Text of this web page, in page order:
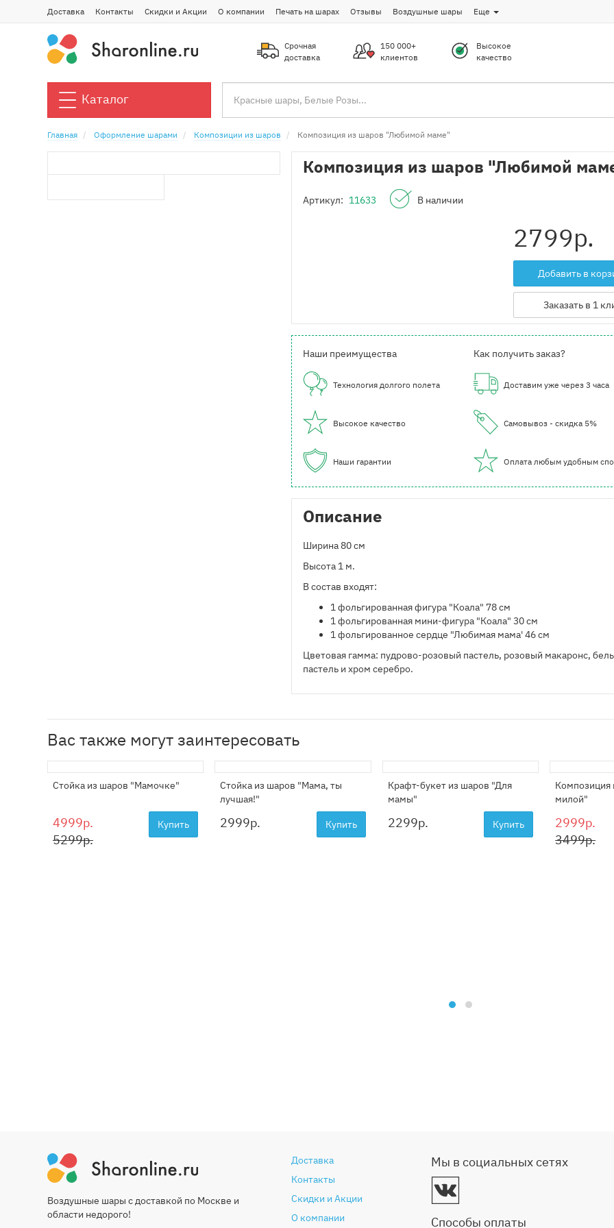
Доставка Контакты Скидки и Акции О компании Печать на шарах Отзывы Воздушные шары Еще
Срочная
доставка
150 000+
клиентов
Высокое
качество
Каталог
Главная Оформление шарами Композиции из шаров Композиция из шаров "Любимой маме"
Композиция из шаров "Любимой
Артикул: 11633 В наличии
2799р.
Добавить в
Заказать в 1
Наши преимущества
Технология долгого полета
Высокое качество
Наши гарантии
Как получить заказ?
Доставим уже через 3 часа
Самовывоз - скидка 5%
Оплата любым удобным
Описание
Ширина 80 см
Высота 1 м.
В состав входят:
​1 фольгированная фигура "Коала" 78 см
1 фольгированная мини-фигура "Коала" 30 см
1 фольгированное сердце "Любимая мама' 46 см
Цветовая гамма: пудрово-розовый пастель, розовый макаронс,
пастель и хром серебро.
Вас также могут заинтересовать
Стойка из шаров "Мамочке"
4999р.
5299р.
Купить
Стойка из шаров "Мама, ты
лучшая!"
2999р. Купить
Крафт-букет из шаров "Для
мамы"
2299р. Купить
Композиция
милой"
2999р.
3499р.
Воздушные шары с доставкой по Москве и
области недорого!
Доставка
Контакты
Скидки и Акции
О компании
Мы в социальных сетях
Способы оплаты